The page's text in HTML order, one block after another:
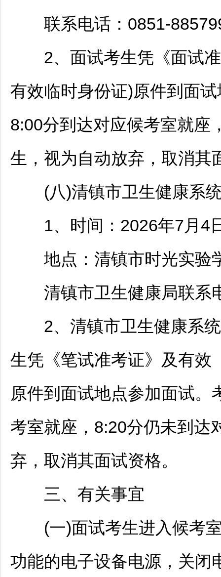
联系电话：0851-
2、面试考生凭《面试准
有效临时身份证)原件到面
8:00分到达对应候考室就座
生，视为自动放弃，取消其
(八)清镇市卫生健康系
1、时间：2026年7月4
地点： 清镇市时光实验
清镇市卫生健康局联系
2、 清镇市卫生健康系
生凭《笔试准考证》及有效
原件到面试地点参加面试。
考室就座，8:20分仍未到达
弃，取消其面试资格。
三、有关事宜
(一)面试考生进入候考室
功能的电子设备电源，关闭